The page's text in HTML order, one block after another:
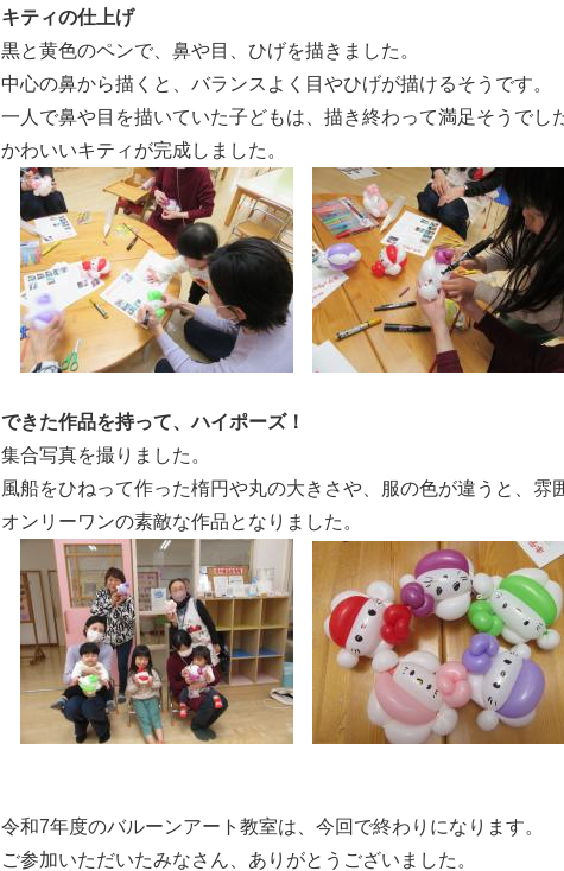
キティの仕上げ
黒と黄色のペンで、鼻や目、ひげを描きました。
中心の鼻から描くと、バランスよく目やひげが描けるそうです。
一人で鼻や目を描いていた子どもは、描き終わって満足そうでし
かわいいキティが完成しました。
できた作品を持って、ハイポーズ！
集合写真を撮りました。
風船をひねって作った楕円や丸の大きさや、服の色が違うと、雰
オンリーワンの素敵な作品となりました。
令和7年度のバルーンアート教室は、今回で終わりになります。
ご参加いただいたみなさん、ありがとうございました。